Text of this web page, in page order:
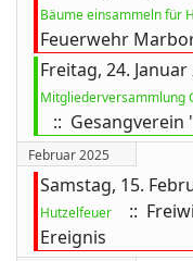
Bäume einsammeln für
Feuerwehr
Freitag, 24. Januar
Mitgliederversammlung
:: Gesangverein
Februar 2025
Samstag, 15.
Hutzelfeuer
::
Ereignis
anzeigen